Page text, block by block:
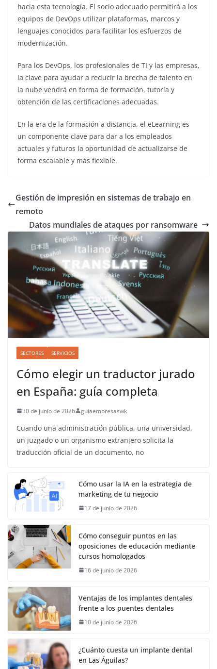
hacia esta tecnología. El socio adecuado permitirá a los
equipos de DevOps utilizar plataformas, marcos y
lenguajes conocidos para facilitar los esfuerzos de
modernización.
Para los DevOps, los profesionales de TI y las empresas,
la clave para ayudar a reducir la brecha de talento en
la nube vendrá en forma de formación, tutoría y
obtención de las certificaciones adecuadas.
En la era de la formación a distancia, el eLearning es
un componente clave para dar a los empleados
actuales y futuros la oportunidad de actualizarse de
forma escalable y más flexible.
Gestión de impresión en sistemas de trabajo en
remoto
Datos mundiales de ataques por ransomware
SECTORES SERVICIOS
Cómo elegir un traductor jurado
en España: guía completa
30 de junio de 2026 guiaempresaswk
Cuando una administración pública, una universidad,
un juzgado o un organismo extranjero solicita la
traducción oficial de un documento, no
Cómo usar la IA en la estrategia de
marketing de tu negocio
17 de junio de 2026
Cómo conseguir puntos en las
oposiciones de educación mediante
cursos homologados
16 de junio de 2026
Ventajas de los implantes dentales
frente a los puentes dentales
10 de junio de 2026
¿Cuánto cuesta un implante dental
en Las Águilas?